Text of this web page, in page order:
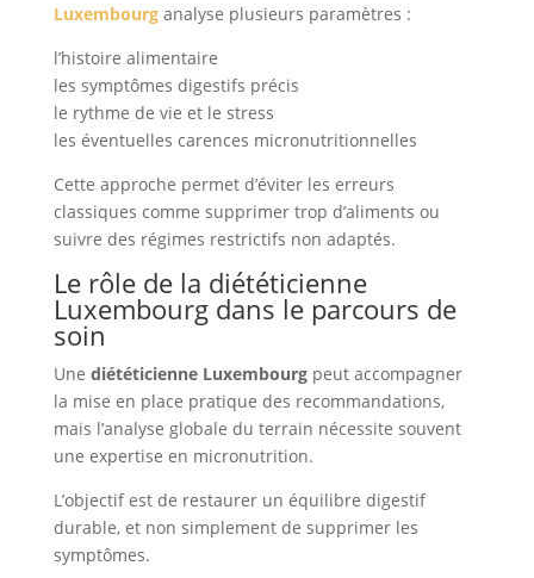
Luxembourganalyse plusieurs paramètres :
l’histoire alimentaire
les symptômes digestifs précis
le rythme de vie et le stress
les éventuelles carences micronutritionnelles
Cette approche permet d’éviter les erreurs
classiques comme supprimer trop d’aliments ou
suivre des régimes restrictifs non adaptés.
Le rôle de la diététicienne
Luxembourg dans le parcours de
soin
Une diététicienne Luxembourgpeut accompagner
la mise en place pratique des recommandations,
mais l’analyse globale du terrain nécessite souvent
une expertise en micronutrition.
L’objectif est de restaurer un équilibre digestif
durable, et non simplement de supprimer les
symptômes.